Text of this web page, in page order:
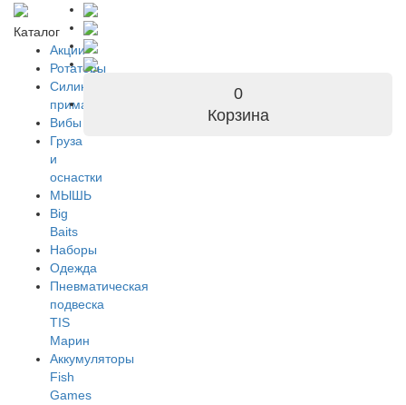
Каталог
Акции
Ротаторы
Силиконовые
приманки
Вибы
Груза
и
оснастки
МЫШЬ
Big
Baits
Наборы
Одежда
Пневматическая
подвеска
TIS
Марин
Аккумуляторы
Fish
Games
0
Корзина